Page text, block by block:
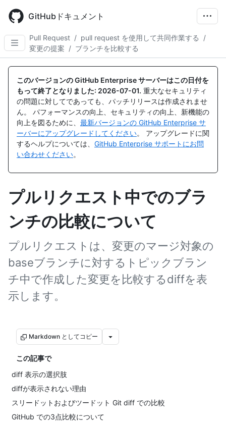
main
content
GitHubドキュメント
Pull Request / pull request を使用して共同作業する
/
変更の提案 / ブランチを比較する
このバージョンの GitHub Enterprise サーバーはこの日付を
もって終了となりました: 2026-07-01. 重大なセキュリティ
の問題に対してであっても、パッチリリースは作成されませ
ん。 パフォーマンスの向上、セキュリティの向上、新機能の
向上を図るために、 最新バージョンの GitHub Enterprise サ
ーバーにアップグレードしてください。 アップグレードに関
するヘルプについては、 GitHub Enterprise サポートにお問
い合わせください。
プルリクエスト中でのブラ
ンチの比較について
プルリクエストは、変更のマージ対象の
baseブランチに対するトピックブラン
チ中で作成した変更を比較するdiffを表
示します。
Markdown としてコピー
この記事で
diff 表示の選択肢
diffが表示されない理由
スリードットおよびツードット Git diff での比較
GitHub での3点比較について